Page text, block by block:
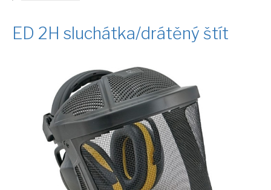
ED 2H sluchátka/drátěný štít